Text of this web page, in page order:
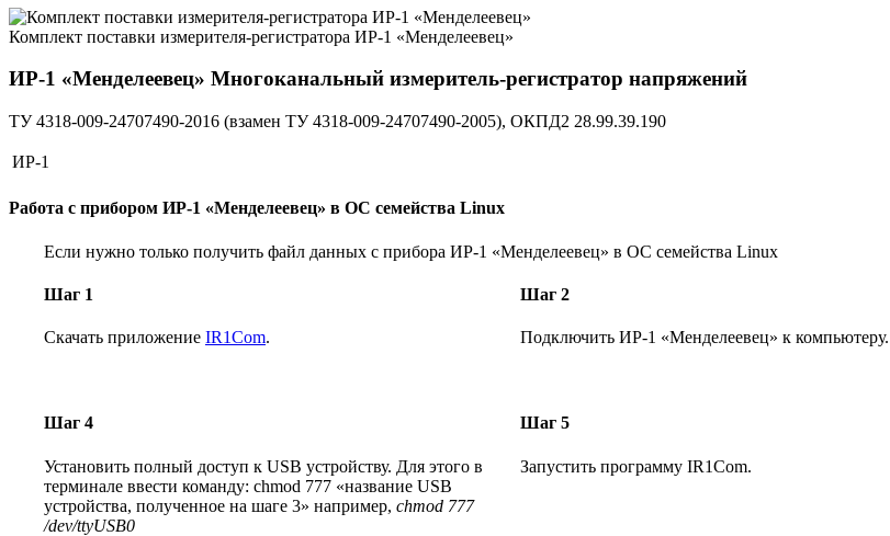
Комплект поставки измерителя-регистратора ИР-1 «Менделеевец»
ИР-1 «Менделеевец» Многоканальный измеритель-регистратор напряжений
ТУ 4318-009-24707490-2016 (взамен ТУ 4318-009-24707490-2005), ОКПД2 28.99.39.190
ИР-1
Работа с прибором ИР-1 «Менделеевец» в ОС семейства Linux
Если нужно только получить файл данных с прибора ИР-1 «Менделеевец» в ОС семейства Linux
Шаг 1
Скачать приложение IR1Com.
Шаг 2
Подключить ИР-1 «Менделеевец» к компьютеру.
Шаг 4
Установить полный доступ к USB устройству. Для этого в
терминале ввести команду: chmod 777 «название USB
устройства, полученное на шаге 3» например, chmod 777
/dev/ttyUSB0
Шаг 5
Запустить программу IR1Com.